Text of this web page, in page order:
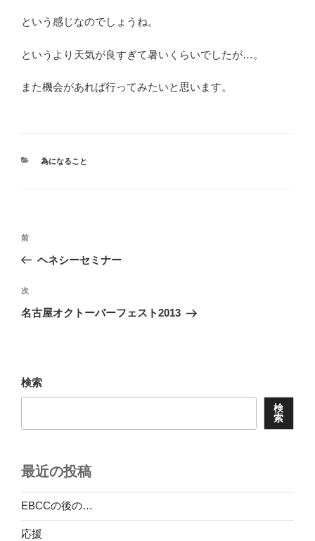
という感じなのでしょうね。
というより天気が良すぎて暑いくらいでしたが…。
また機会があれば行ってみたいと思います。
カ
為になること
投
ビ
ゲ
ン
前
の
稿
前
ヘネシーセミナー
次
の
次
名古屋オクトーバーフェスト2013
検索
検
索
最近の投稿
EBCCの後の…
応援